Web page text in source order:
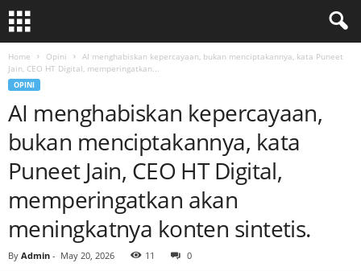
Home Opini
AI menghabiskan kepercayaan, bukan menciptakannya, kata Puneet
Jain, CEO HT Digital, memperingatkan...
OPINI
AI menghabiskan kepercayaan,
bukan menciptakannya, kata
Puneet Jain, CEO HT Digital,
memperingatkan akan
meningkatnya konten sintetis.
By Admin - May 20, 2026 11 0